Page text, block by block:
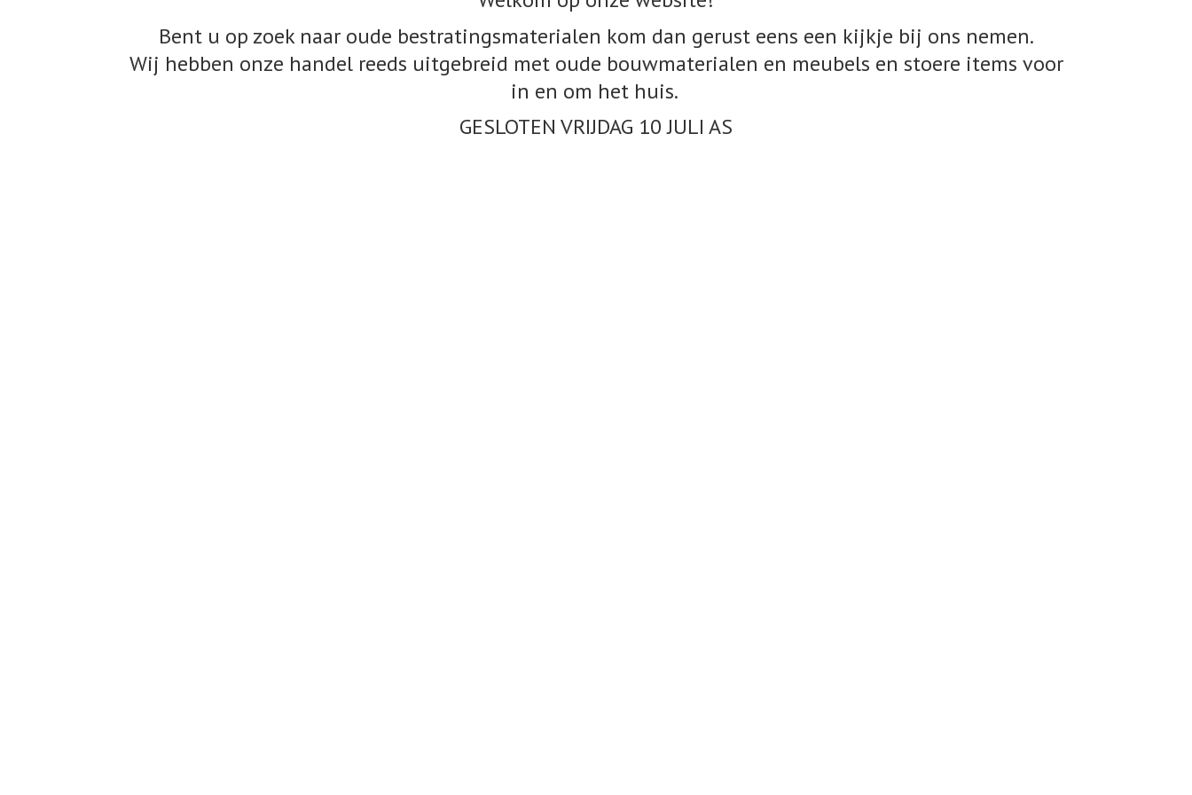
Bent u op zoek naar oude bestratingsmaterialen kom dan gerust eens een kijkje bij ons nemen.
Wij hebben onze handel reeds uitgebreid met oude bouwmaterialen en meubels en stoere items voor
in en om het huis.
GESLOTEN VRIJDAG 10JULI AS